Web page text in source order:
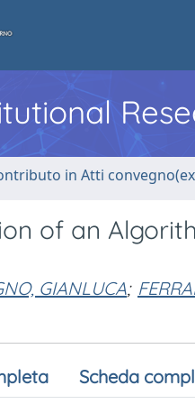
in Atti
of an
GIANLUCA;
Scheda